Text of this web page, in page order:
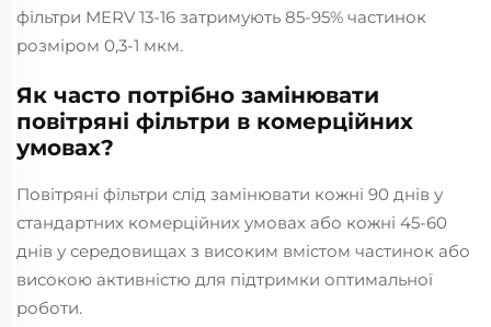
фільтри MERV 13-16 затримують 85-95% частинок
розміром 0,3-1 мкм.
Як часто потрібно замінювати
повітряні фільтри в комерційних
умовах?
Повітряні фільтри слід замінювати кожні 90 днів у
стандартних комерційних умовах або кожні 45-60
днів у середовищах з високим вмістом частинок або
високою активністю для підтримки оптимальної
роботи.